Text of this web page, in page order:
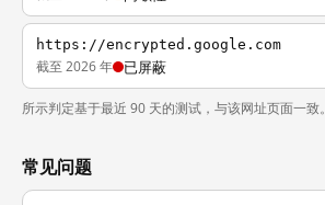
https://encrypted.google.com
截至 2026 年 已屏蔽
所示判定基于最近 90 天的测试，与该网址页面一致。
常见问题